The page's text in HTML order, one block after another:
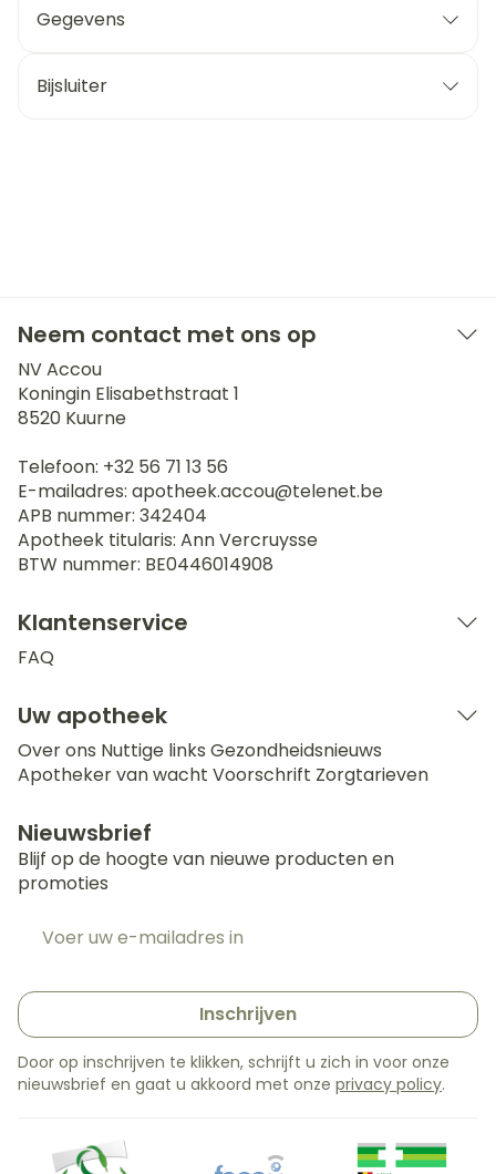
Gegevens
Bijsluiter
Neem contact met ons op
NV Accou
Koningin Elisabethstraat 1
8520 Kuurne
Telefoon: +32 56 71 13 56
E-mailadres: apotheek.accou@telenet.be
APB nummer: 342404
Apotheek titularis: Ann Vercruysse
BTW nummer: BE0446014908
Klantenservice
FAQ
Uw apotheek
Over ons Nuttige links Gezondheidsnieuws
Apotheker van wacht Voorschrift Zorgtarieven
Nieuwsbrief
Blijf op de hoogte van nieuwe producten en
promoties
Inschrijven
Door op inschrijven te klikken, schrijft u zich in voor onze
nieuwsbrief en gaat u akkoord met onze privacy policy.